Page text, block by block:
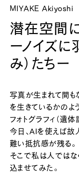
MIYAKE Akiyoshi
潜在空間
ーノイズに
み）たちー
写真が生まれて間も
を生きているかのよ
フォトグラフィ（遺
今日、AIを使えば故
難い抵抗感が残る。
そこで私は人ではな
込ませてみた。